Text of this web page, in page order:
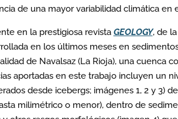
de una mayor variabilidad climática en
en la prestigiosa revista GEOLOGY, de
en los últimos meses en
de Navalsaz (La Rioja), una cuenca
aportadas en este trabajo incluyen un
desde icebergs; imágenes 1, 2 y 3)
milimétrico o menor), dentro de